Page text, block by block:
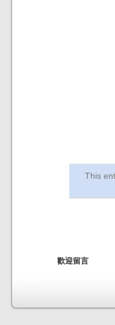
This
歡迎留言